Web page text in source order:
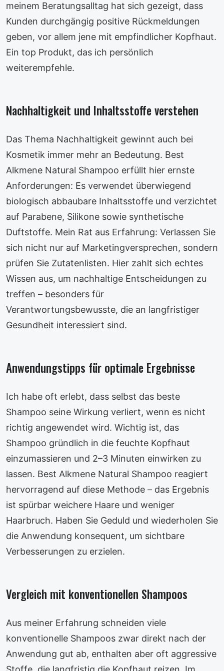
meinem Beratungsalltag hat sich gezeigt, dass
Kunden durchgängig positive Rückmeldungen
geben, vor allem jene mit empfindlicher Kopfhaut.
Ein top Produkt, das ich persönlich
weiterempfehle.
Nachhaltigkeit und Inhaltsstoffe verstehen
Das Thema Nachhaltigkeit gewinnt auch bei
Kosmetik immer mehr an Bedeutung. Best
Alkmene Natural Shampoo erfüllt hier ernste
Anforderungen: Es verwendet überwiegend
biologisch abbaubare Inhaltsstoffe und verzichtet
auf Parabene, Silikone sowie synthetische
Duftstoffe. Mein Rat aus Erfahrung: Verlassen Sie
sich nicht nur auf Marketingversprechen, sondern
prüfen Sie Zutatenlisten. Hier zahlt sich echtes
Wissen aus, um nachhaltige Entscheidungen zu
treffen – besonders für
Verantwortungsbewusste, die an langfristiger
Gesundheit interessiert sind.
Anwendungstipps für optimale Ergebnisse
Ich habe oft erlebt, dass selbst das beste
Shampoo seine Wirkung verliert, wenn es nicht
richtig angewendet wird. Wichtig ist, das
Shampoo gründlich in die feuchte Kopfhaut
einzumassieren und 2–3 Minuten einwirken zu
lassen. Best Alkmene Natural Shampoo reagiert
hervorragend auf diese Methode – das Ergebnis
ist spürbar weichere Haare und weniger
Haarbruch. Haben Sie Geduld und wiederholen Sie
die Anwendung konsequent, um sichtbare
Verbesserungen zu erzielen.
Vergleich mit konventionellen Shampoos
Aus meiner Erfahrung schneiden viele
konventionelle Shampoos zwar direkt nach der
Anwendung gut ab, enthalten aber oft aggressive